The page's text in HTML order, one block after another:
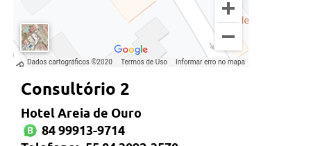
Consultório 2
Hotel Areia de Ouro
84 99913-9714